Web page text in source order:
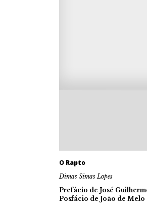
O Rapto
Dimas Simas Lopes
Prefácio de José
Posfácio de João de Melo